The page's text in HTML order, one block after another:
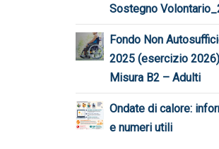
Sostegno
Fondo Non
2025 (esercizio
Misura B2 – Adulti
Ondate di calore:
e numeri utili